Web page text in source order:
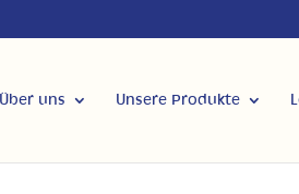
Über uns Unsere Produkte